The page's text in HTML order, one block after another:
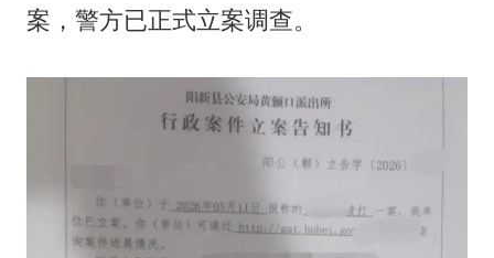
案，警方已正式立案调查。